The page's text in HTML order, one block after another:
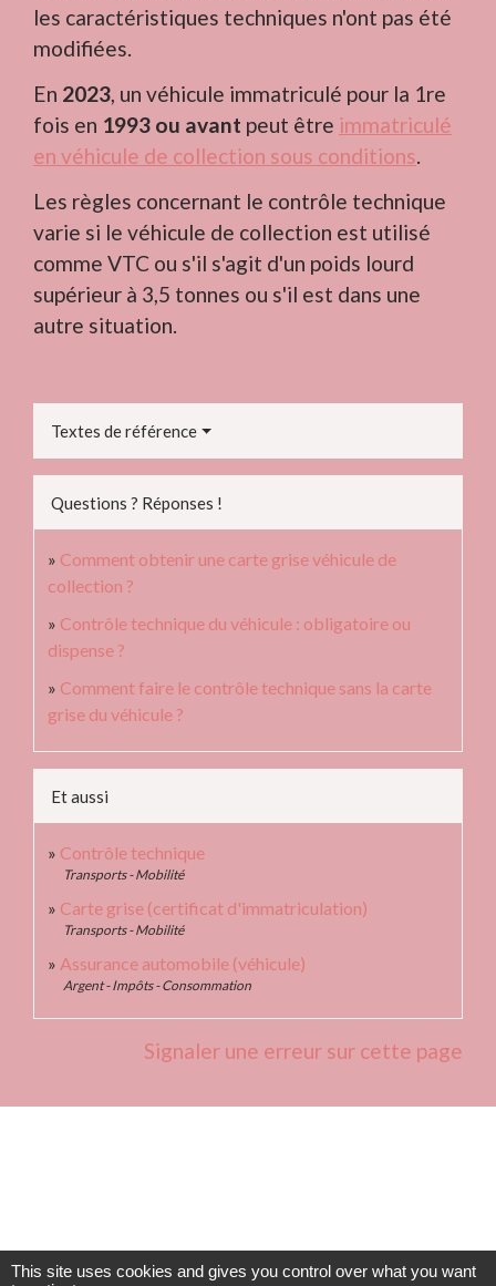
les caractéristiques techniques n'ont pas été
modifiées.
En 2023, un véhicule immatriculé pour la 1re
fois en 1993 ou avant peut être immatriculé
en véhicule de collection sous conditions.
Les règles concernant le contrôle technique
varie si le véhicule de collection est utilisé
comme VTC ou s'il s'agit d'un poids lourd
supérieur à 3,5 tonnes ou s'il est dans une
autre situation.
Textes de référence
Questions ? Réponses !
Comment obtenir une carte grise véhicule de
collection ?
Contrôle technique du véhicule : obligatoire ou
dispense ?
Comment faire le contrôle technique sans la carte
grise du véhicule ?
Et aussi
Contrôle technique
Transports - Mobilité
Carte grise (certificat d'immatriculation)
Transports - Mobilité
Assurance automobile (véhicule)
Argent - Impôts - Consommation
Signaler une erreur sur cette page
62 rue des Crus - BP 15
This site uses cookies and gives you control over what you want